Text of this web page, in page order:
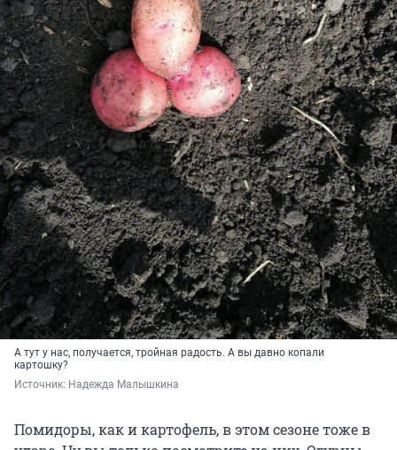
А тут у нас, получается, тройная радость. А вы давно копали
картошку?
Источник: Надежда Малышкина
Помидоры, как и картофель, в этом сезоне тоже в